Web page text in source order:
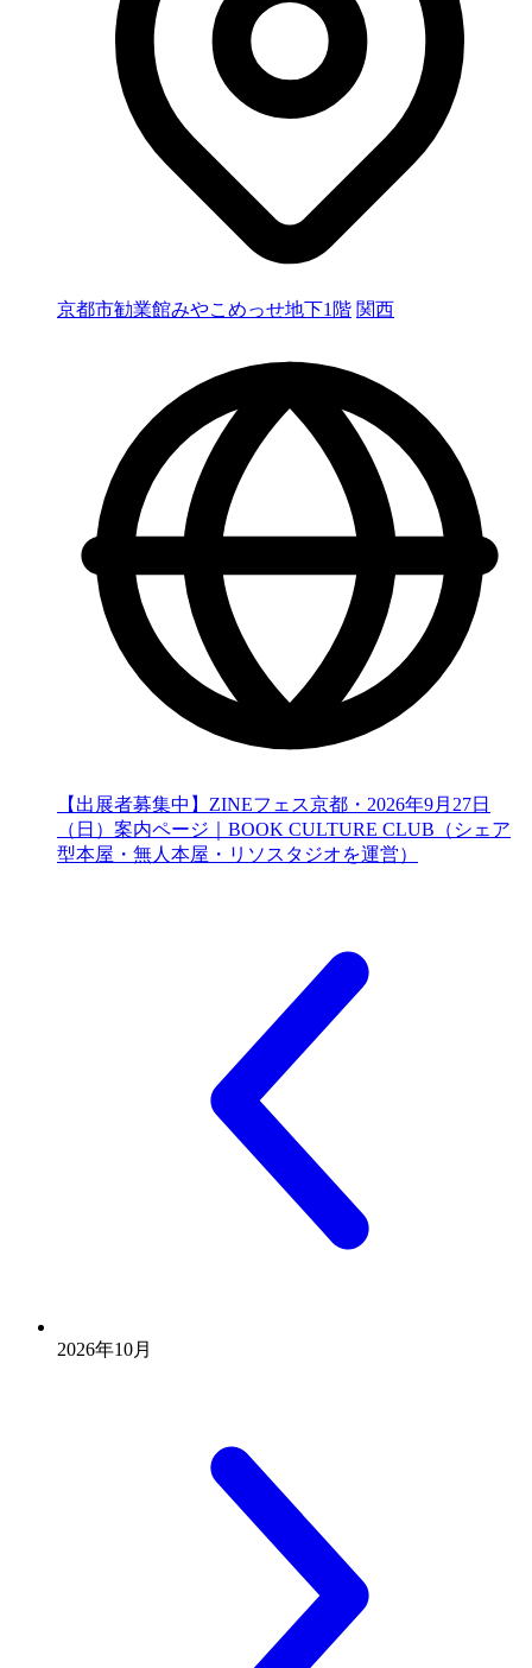
京都市勧業館みやこめっせ地下1階 関西
【出展者募集中】ZINEフェス京都・2026年9月27日
（日）案内ページ｜BOOK CULTURE CLUB（シェア
型本屋・無人本屋・リソスタジオを運営）
2026年10月